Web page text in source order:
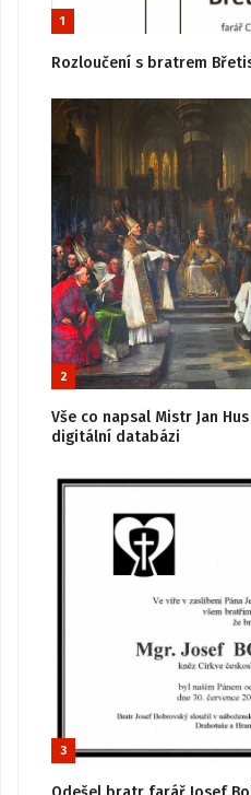
1
Rozloučení s bratrem
2
Vše co napsal Mistr Jan
digitální databázi
3